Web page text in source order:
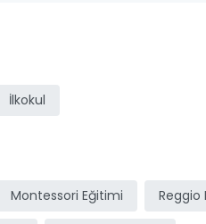
İlkokul
Montessori Eğitimi Reggio